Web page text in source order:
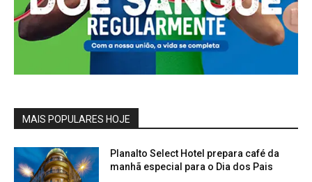
MAIS POPULARES HOJE
Planalto Select Hotel prepara café da
manhã especial para o Dia dos Pais